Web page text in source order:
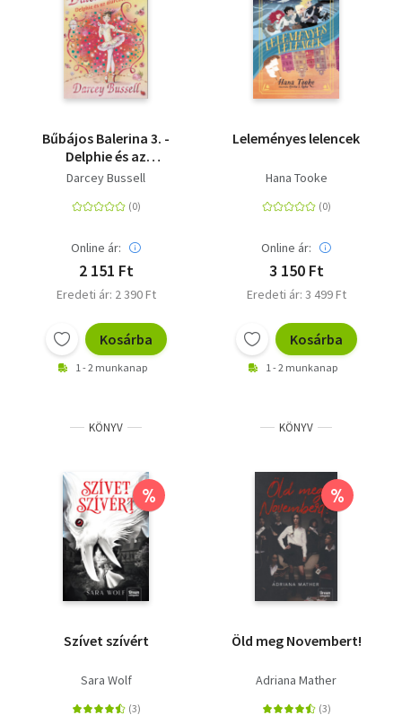
Bűbájos Balerina 3. -
Delphie és az
álarcosbál
Darcey Bussell
Online ár:
2 151 Ft
Eredeti ár: 2 390 Ft
Kosárba
1 - 2 munkanap
Leleményes lelencek
Hana Tooke
Online ár:
3 150 Ft
Eredeti ár: 3 499 Ft
Kosárba
1 - 2 munkanap
KÖNYV
%
Szívet szívért
Sara Wolf
KÖNYV
%
Öld meg Novembert!
Adriana Mather